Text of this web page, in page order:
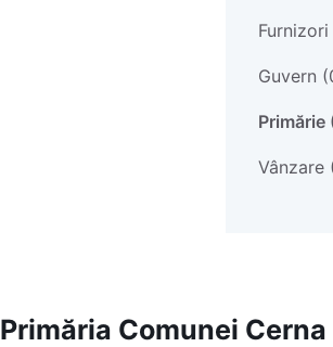
Furnizori
Guvern
Primărie
Vânzare
Primăria Comunei Cerna